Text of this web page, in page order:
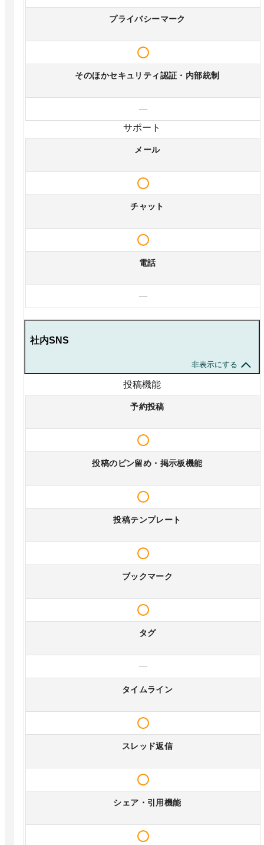
プライバシーマーク
そのほかセキュリティ認証・内部統制
—
サポート
メール
チャット
電話
—
社内SNS
非表示にする
投稿機能
予約投稿
投稿のピン留め・掲示板機能
投稿テンプレート
ブックマーク
タグ
—
タイムライン
スレッド返信
シェア・引用機能